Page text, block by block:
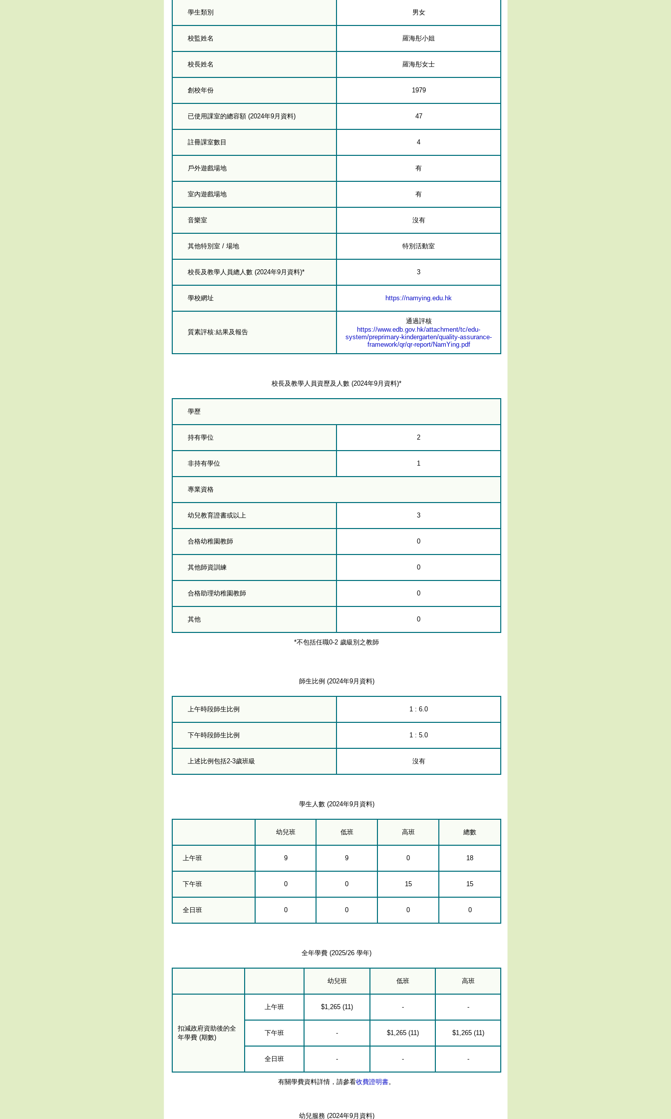
學生類別 男女
校監姓名 羅海彤小姐
校長姓名 羅海彤女士
創校年份 1979
已使用課室的總容額 (2024年9月資料) 47
註冊課室數目 4
戶外遊戲場地 有
室內遊戲場地 有
音樂室 沒有
其他特別室 / 場地 特別活動室
校長及教學人員總人數 (2024年9月資料)* 3
學校網址 https://namying.edu.hk
質素評核:結果及報告
通過評核
https://www.edb.gov.hk/attachment/tc/edu-
system/preprimary-kindergarten/quality-assurance-
framework/qr/qr-report/NamYing.pdf
校長及教學人員資歷及人數 (2024年9月資料)*
學歷
持有學位 2
非持有學位 1
專業資格
幼兒教育證書或以上 3
合格幼稚園教師 0
其他師資訓練 0
合格助理幼稚園教師 0
其他 0
*不包括任職0-2 歲級別之教師
師生比例 (2024年9月資料)
上午時段師生比例 1 : 6.0
下午時段師生比例 1 : 5.0
上述比例包括2-3歲班級 沒有
學生人數 (2024年9月資料)
幼兒班 低班 高班 總數
上午班 9 9 0 18
下午班 0 0 15 15
全日班 0 0 0 0
全年學費 (2025/26 學年)
幼兒班 低班 高班
扣減政府資助後的全
年學費 (期數)
上午班 $1,265 (11) - -
下午班 - $1,265 (11) $1,265 (11)
全日班 - - -
有關學費資料詳情，請參看收費證明書。
幼兒服務 (2024年9月資料)